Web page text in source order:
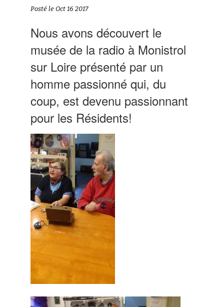
Posté le Oct 16 2017
Nous avons découvert le
musée de la radio à Monistrol
sur Loire présenté par un
homme passionné qui, du
coup, est devenu passionnant
pour les Résidents!